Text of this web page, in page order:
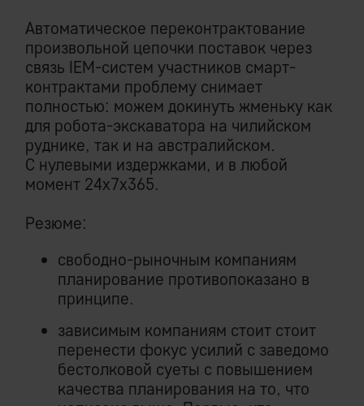
Автоматическое переконтрактование
произвольной цепочки поставок через
связь IEM-систем участников смарт-
контрактами проблему снимает
полностью: можем докинуть жменьку как
для робота-экскаватора на чилийском
руднике, так и на австралийском.
С нулевыми издержками, и в любой
момент 24х7х365.
Резюме:
свободно-рыночным компаниям
планирование противопоказано в
принципе.
зависимым компаниям стоит стоит
перенести фокус усилий с заведомо
бестолковой суеты с повышением
качества планирования на то, что